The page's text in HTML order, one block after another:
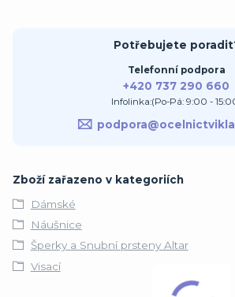
Potřebujete
Telefonní podpora
+420 737 290 660
Infolinka:(Po-Pá: 9:00 -
Zboží zařazeno v kategoriích
Dámské
Náušnice
Šperky a Snubní prsteny Altar
Visací